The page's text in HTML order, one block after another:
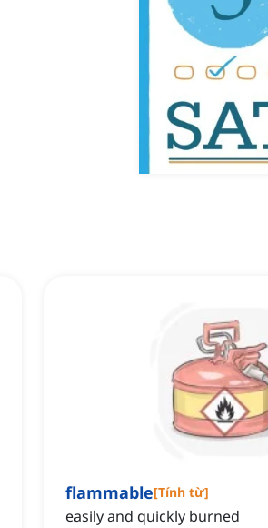
flammable[Tính từ]
easily and quickly burned